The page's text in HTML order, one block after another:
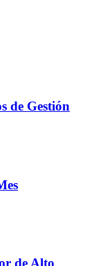
de Gestión